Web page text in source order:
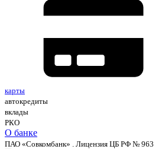
карты
автокредиты
вклады
РКО
О банке
ПАО «Совкомбанк» . Лицензия ЦБ РФ № 963